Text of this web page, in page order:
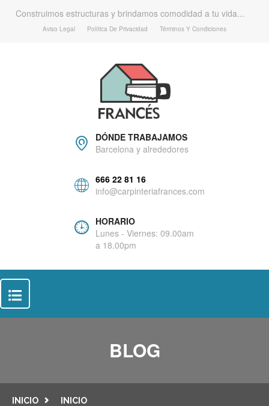
Construimos estructuras y brindamos comodidad a tu vida...
Aviso Legal Política De Privacidad Términos Y Condiciones
DÓNDE TRABAJAMOS
Barcelona y alrededores
666 22 81 16
info@carpinteriafrances.com
HORARIO
Lunes - Viernes: 09.00am
a 18.00pm
BLOG
INICIO INICIO